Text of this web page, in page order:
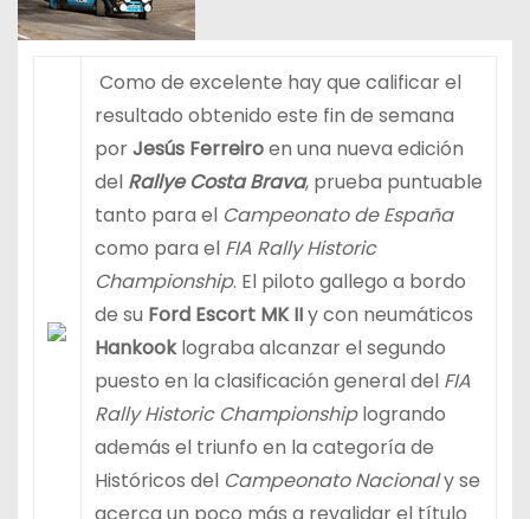
Como de excelente hay que calificar el
resultado obtenido este fin de semana
porJesús Ferreiroen una nueva edición
del Rallye Costa Brava, prueba puntuable
tanto para el Campeonato de España
como para el FIA Rally Historic
Championship. El piloto gallego a bordo
de su Ford Escort MK IIy con neumáticos
Hankooklograba alcanzar el segundo
puesto en la clasificación general del FIA
Rally Historic Championshiplogrando
además el triunfo en la categoría de
Históricos del Campeonato Nacionaly se
acerca un poco más a revalidar el título